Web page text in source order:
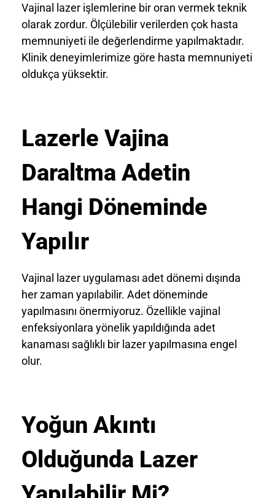
Vajinal lazer işlemlerine bir oran vermek teknik
olarak zordur. Ölçülebilir verilerden çok hasta
memnuniyeti ile değerlendirme yapılmaktadır.
Klinik deneyimlerimize göre hasta memnuniyeti
oldukça yüksektir.
Lazerle Vajina
Daraltma Adetin
Hangi Döneminde
Yapılır
Vajinal lazer uygulaması adet dönemi dışında
her zaman yapılabilir. Adet döneminde
yapılmasını önermiyoruz. Özellikle vajinal
enfeksiyonlara yönelik yapıldığında adet
kanaması sağlıklı bir lazer yapılmasına engel
olur.
Yoğun Akıntı
Olduğunda Lazer